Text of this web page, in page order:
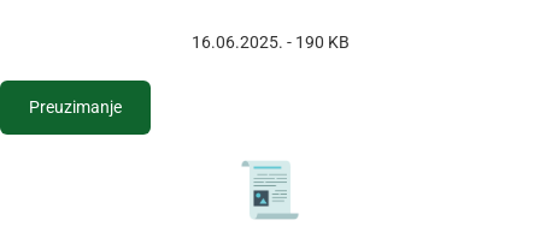
16.06.2025. - 190 KB
Preuzimanje